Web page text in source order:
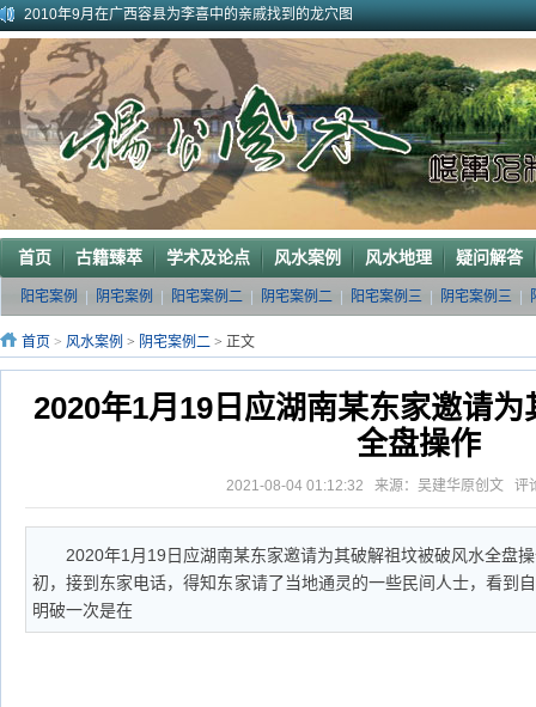
2010年9月在广西容县为李喜中的亲戚找到的龙穴图
2023年3月18日广东电白地区一眼相中“猛虎下山”形
2011年4月底在江西丰城地区一农村里断验老阳宅风水吉凶（二）
2011年5月初应福建晋江东家邀请堪察调整阳宅风水布局
2011年5月底应广西玉林地区东家邀请断验堪察阳宅风水
2011年应广西巴马东家邀请堪察断验阳宅风水吉凶
《葬 书》注 解
广西南宁地区一葬地水聚天心
广西巴马一龙穴形局
杨公风水--山形之贵人拱手
首页 古籍臻萃 学术及论点 风水案例 风水地理 疑问解答
阳宅案例 阴宅案例 阳宅案例二 阴宅案例二 阳宅案例三 阴宅案例三
首页 > 风水案例 > 阴宅案例二 > 正文
2020年1月19日应湖南某东家邀请
全盘操作
2021-08-04 01:12:32 来源：吴建华原创文 评
2020年1月19日应湖南某东家邀请为其破解祖坟被破风水全盘
初，接到东家电话，得知东家请了当地通灵的一些民间人士，看到
明破一次是在